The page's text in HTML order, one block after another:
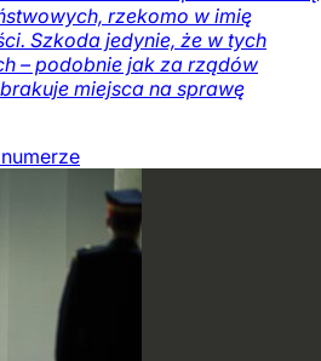
rzekomo w imię
Szkoda jedynie, że w tych
– podobnie jak za rządów
miejsca na sprawę